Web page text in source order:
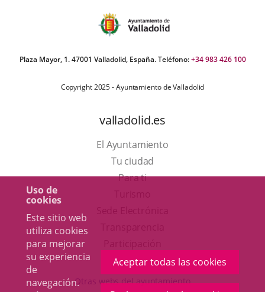
Uso de
cookies
Este sitio web
utiliza cookies
para mejorar
su experiencia
de
navegación.
Aceptar todas las cookies
Plaza Mayor, 1. 47001 Valladolid, España. Teléfono:+34 983 426 100
Copyright 2025 - Ayuntamiento de Valladolid
valladolid.es
El Ayuntamiento
Tu ciudad
Para ti
en
una
aplicación
externa.
Otras webs del ayuntamiento